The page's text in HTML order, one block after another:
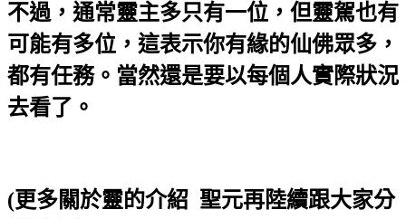
不過，通常靈主多只有一位，但靈駕也有
可能有多位，這表示你有緣的仙佛眾多，
都有任務。當然還是要以每個人實際狀況
去看了。
(更多關於靈的介紹 聖元再陸續跟大家分